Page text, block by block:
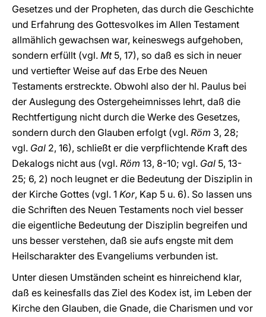
Gesetzes und der Propheten, das durch die Geschichte
und Erfahrung des Gottesvolkes im Allen Testament
allmählich gewachsen war, keineswegs aufgehoben,
sondern erfüllt (vgl. Mt5, 17), so daß es sich in neuer
und vertiefter Weise auf das Erbe des Neuen
Testaments erstreckte. Obwohl also der hl. Paulus bei
der Auslegung des Ostergeheimnisses lehrt, daß die
Rechtfertigung nicht durch die Werke des Gesetzes,
sondern durch den Glauben erfolgt (vgl. Röm 3, 28;
vgl. Gal 2, 16), schließt er die verpflichtende Kraft des
Dekalogs nicht aus (vgl. Röm 13, 8-10; vgl. Gal 5, 13-
25; 6, 2) noch leugnet er die Bedeutung der Disziplin in
der Kirche Gottes (vgl. 1 Kor, Kap 5 u. 6). So lassen uns
die Schriften des Neuen Testaments noch viel besser
die eigentliche Bedeutung der Disziplin begreifen und
uns besser verstehen, daß sie aufs engste mit dem
Heilscharakter des Evangeliums verbunden ist.
Unter diesen Umständen scheint es hinreichend klar,
daß es keinesfalls das Ziel des Kodex ist, im Leben der
Kirche den Glauben, die Gnade, die Charismen und vor